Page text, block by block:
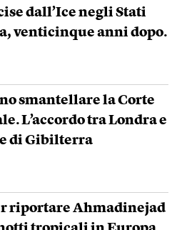
dall’Ice negli Stati
venticinque anni dopo.
smantellare la Corte
L’accordo tra Londra e
di Gibilterra
riportare Ahmadinejad